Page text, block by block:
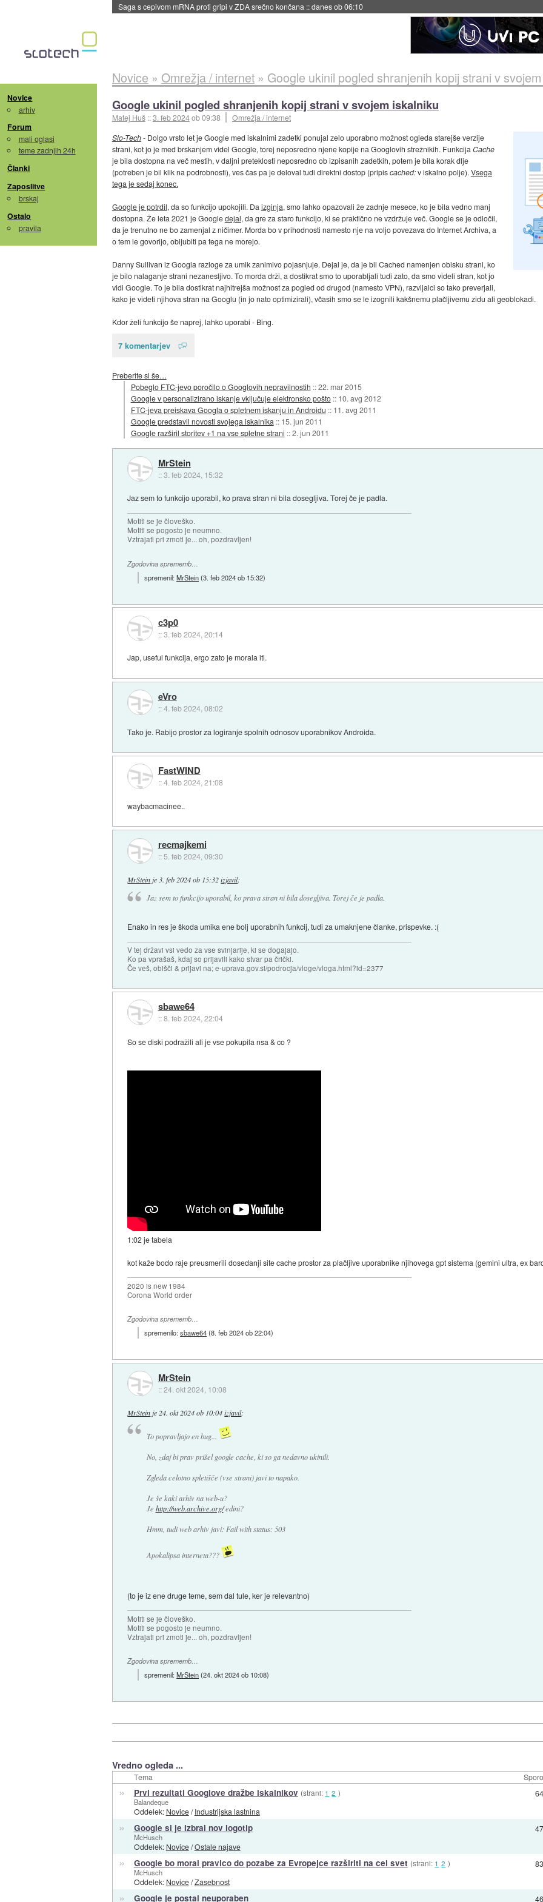
Saga s cepivom mRNA proti gripi v ZDA srečno končana ::danes ob 06:10
Novice
arhiv
Forum
mali oglasi
teme zadnjih 24h
Članki
Zaposlitve
brskaj
Ostalo
pravila
Novice » Omrežja / internet» Google ukinil pogled shranjenih kopij strani v
Google ukinil pogled shranjenih kopij strani v svojem iskalniku
Matej Huš ::3. feb 2024ob 09:38
Omrežja / internet
Slo-Tech- Dolgo vrsto let je Google med iskalnimi zadetki ponujal zelo uporabno možnost ogleda starejše verzije
strani, kot jo je med brskanjem videl Google, torej neposredno njene kopije na Googlovih strežnikih. Funkcija Cache
je bila dostopna na več mestih, v daljni preteklosti neposredno ob izpisanih zadetkih, potem je bila korak dlje
(potreben je bil klik na podrobnosti), ves čas pa je deloval tudi direktni dostop (pripiscached:v iskalno polje). Vsega
tega je sedaj konec.
Google je potrdil, da so funkcijo upokojili. Da izginja, smo lahko opazovali že zadnje mesece, ko je bila vedno manj
dostopna. Že leta 2021 je Googledejal, da gre za staro funkcijo, ki se praktično ne vzdržuje več. Google se je odločil,
da je trenutno ne bo zamenjal z ničimer. Morda bo v prihodnosti namesto nje na voljo povezava do Internet Archiva, a
o tem le govorijo, obljubiti pa tega ne morejo.
Danny Sullivan iz Googla razloge za umik zanimivo pojasnjuje. Dejal je, da je bil Cached namenjen obisku strani, ko
je bilo nalaganje strani nezanesljivo. To morda drži, a dostikrat smo to uporabljali tudi zato, da smo videli stran, kot jo
vidi Google. To je bila dostikrat najhitrejša možnost za pogled od drugod (namesto VPN), razvijalci so tako preverjali,
kako je videti njihova stran na Googlu (in jo nato optimizirali), včasih smo se le izognili kakšnemu plačljivemu zidu ali geoblokadi.
Kdor želi funkcijo še naprej, lahko uporabi - Bing.
7 komentarjev
Preberite si še…
Pobeglo FTC-jevo poročilo o Googlovih nepravilnostih ::22. mar 2015
Google v personalizirano iskanje vključuje elektronsko pošto :: 10. avg 2012
FTC-jeva preiskava Googla o spletnem iskanju in Androidu :: 11. avg 2011
Google predstavil novosti svojega iskalnika :: 15. jun 2011
Google razširil storitev +1 na vse spletne strani ::2. jun 2011
MrStein
::3. feb 2024, 15:32
Jaz sem to funkcijo uporabil, ko prava stran ni bila dosegljiva. Torej če je padla.
Motiti se je človeško.
Motiti se pogosto je neumno.
Vztrajati pri zmoti je... oh, pozdravljen!
Zgodovina sprememb…
spremenil:MrStein(3. feb 2024 ob 15:32)
c3p0
::3. feb 2024, 20:14
Jap, useful funkcija, ergo zato je morala iti.
eVro
::4. feb 2024, 08:02
Tako je. Rabijo prostor za logiranje spolnih odnosov uporabnikov Androida.
FastWIND
::4. feb 2024, 21:08
waybacmacinee..
recmajkemi
:: 5. feb 2024, 09:30
MrStein je 3. feb 2024 ob 15:32 izjavil:
Jaz sem to funkcijo uporabil, ko prava stran ni bila dosegljiva. Torej če je padla.
Enako in res je škoda umika ene bolj uporabnih funkcij, tudi za umaknjene članke, prispevke. :(
V tej državi vsi vedo za vse svinjarije, ki se dogajajo.
Ko pa vprašaš, kdaj so prijavili kako stvar pa črički.
Če veš, obišči & prijavi na; e-uprava.gov.si/podrocja/vloge/vloga.html?id=2377
sbawe64
::8. feb 2024, 22:04
So se diski podražili ali je vse pokupila nsa & co ?
1:02 je tabela
kot kaže bodo raje preusmerili dosedanji site cache prostor za plačljive uporabnike njihovega gpt sistema (gemini ultra, ex
2020 is new 1984
Corona World order
Zgodovina sprememb…
spremenilo:sbawe64(8. feb 2024 ob 22:04)
MrStein
::24. okt 2024, 10:08
MrStein je 24. okt 2024 ob 10:04 izjavil:
To popravljajo en bug...
No, zdaj bi prav prišel google cache, ki so ga nedavno ukinili.
Zgleda celotno spletišče (vse strani) javi to napako.
Je še kaki arhiv na web-u?
Je http://web.archive.org/edini?
Hmm, tudi web arhiv javi: Fail with status: 503
Apokalipsa interneta???
(to je iz ene druge teme, sem dal tule, ker je relevantno)
Motiti se je človeško.
Motiti se pogosto je neumno.
Vztrajati pri zmoti je... oh, pozdravljen!
Zgodovina sprememb…
spremenil:MrStein(24. okt 2024 ob 10:08)
Vredno ogleda ...
Tema
» Prvi rezultati Googlove dražbe iskalnikov (strani: 1 2 )
Balandeque
Oddelek: Novice/Industrijska lastnina
64
» Google si je izbral nov logotip
McHusch
Oddelek: Novice/Ostale najave
47
» Google bo moral pravico do pozabe za Evropejce razširiti na cel svet (strani: 1 2 )
McHusch
Oddelek: Novice/Zasebnost
83
» Google je postal neuporaben 46